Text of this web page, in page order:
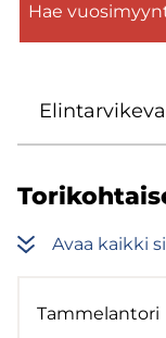
Hae
Avaa kaik­ki
Tam­me­lan­to­ri